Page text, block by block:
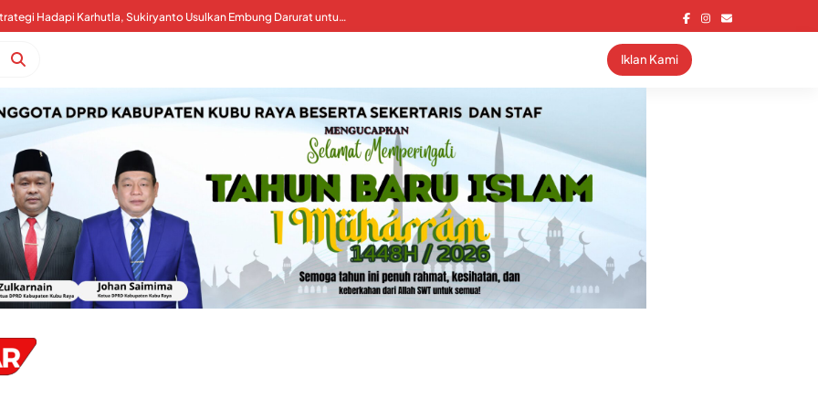
Kubu Raya Perkuat Strategi Hadapi Karhutla, Sukiryanto Usulkan Embung Darurat untuk Percepat Pemadaman
Iklan Kami